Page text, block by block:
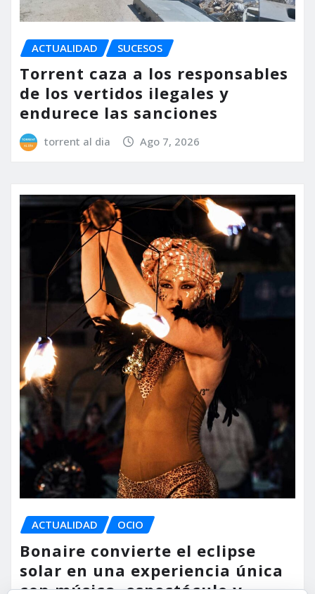
ACTUALIDAD SUCESOS
Torrent caza a los responsables
de los vertidos ilegales y
endurece las sanciones
torrent al dia Ago 7, 2026
ACTUALIDAD OCIO
Bonaire convierte el eclipse
solar en una experiencia única
con música, espectáculo y